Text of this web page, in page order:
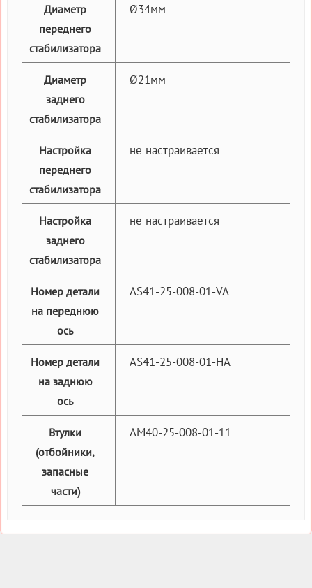
Диаметр
переднего
стабилизатора
Ø34мм
Диаметр
заднего
стабилизатора
Ø21мм
Настройка
переднего
стабилизатора
не настраивается
Настройка
заднего
стабилизатора
не настраивается
Номер детали
на переднюю
ось
AS41-25-008-01-VA
Номер детали
на заднюю
ось
AS41-25-008-01-HA
Втулки
(отбойники,
запасные
части)
AM40-25-008-01-11